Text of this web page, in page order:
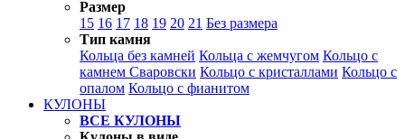
Размер
15 16 17 18 19 20 21 Без размера
Тип камня
Кольца без камней Кольца с жемчугом Кольцо с
камнем Сваровски Кольцо с кристаллами Кольцо с
опалом Кольцо с фианитом
КУЛОНЫ
ВСЕ КУЛОНЫ